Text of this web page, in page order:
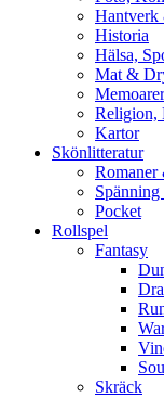
Historia
Hälsa,
Mat &
Religion,
Kartor
Skönlitteratur
Pocket
Rollspel
Fantasy
Skräck